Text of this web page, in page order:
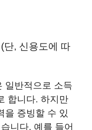
단, 신용도에 따
일반적으로 소득
합니다. 하지만
을 증빙할 수 있
니다. 예를 들어